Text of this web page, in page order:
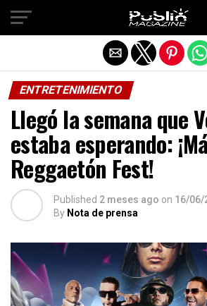
ENTRETENIMIENTO
Llegó la semana que
estaba esperando:
Reggaetón Fest!
Published 2 meses ago on 16/06/
By Nota de prensa
Salir de la versión